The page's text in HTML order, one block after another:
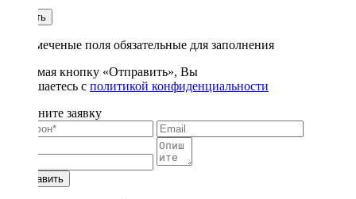
Купить
* - отмеченые поля обязательные для заполнения
Нажимая кнопку «Отправить», Вы
соглашаетесь с политикой конфиденциальности
Заполните заявку
Отправить